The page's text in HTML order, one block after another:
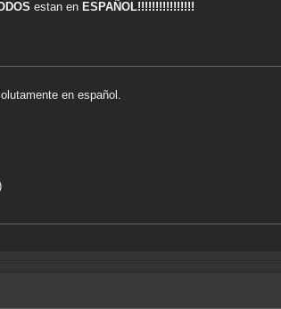
estan en ESPAÑOL!!!!!!!!!!!!!!!!
en español.